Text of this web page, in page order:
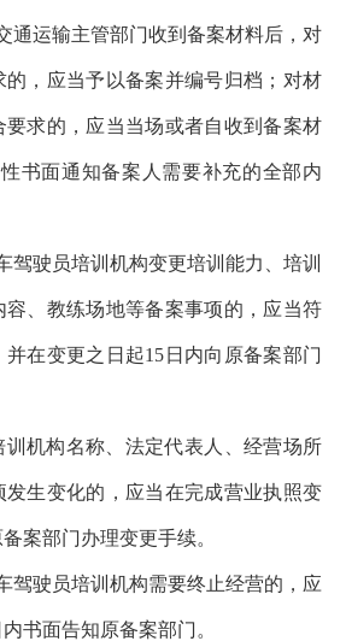
通运输主管部门收到备案材料后，对
，应当予以备案并编号归档；对材
求的，应当当场或者自收到备案材
书面通知备案人需要补充的全部内
驾驶员培训机构变更培训能力、培训
、教练场地等备案事项的，应当符
在变更之日起15日内向原备案部门
训机构名称、法定代表人、经营场所
生变化的，应当在完成营业执照变
案部门办理变更手续。
驾驶员培训机构需要终止经营的，应
书面告知原备案部门。